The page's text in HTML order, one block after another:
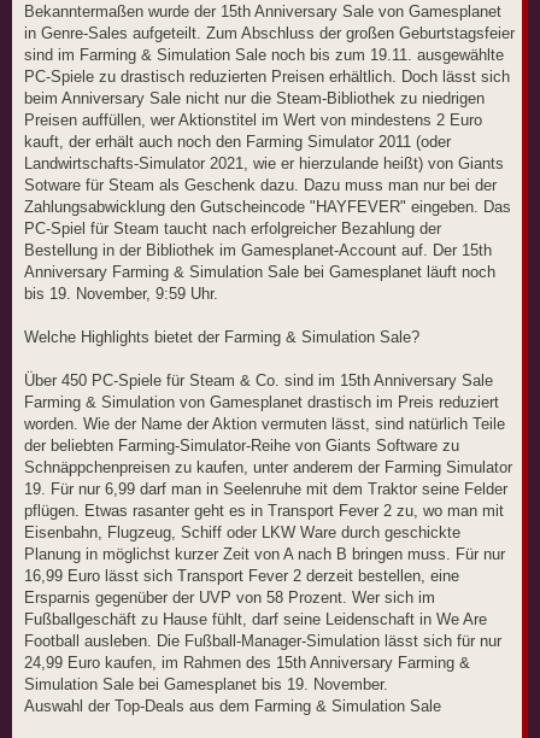
Bekanntermaßen wurde der 15th Anniversary Sale von Gamesplanet
in Genre-Sales aufgeteilt. Zum Abschluss der großen Geburtstagsfeier
sind im Farming & Simulation Sale noch bis zum 19.11. ausgewählte
PC-Spiele zu drastisch reduzierten Preisen erhältlich. Doch lässt sich
beim Anniversary Sale nicht nur die Steam-Bibliothek zu niedrigen
Preisen auffüllen, wer Aktionstitel im Wert von mindestens 2 Euro
kauft, der erhält auch noch den Farming Simulator 2011 (oder
Landwirtschafts-Simulator 2021, wie er hierzulande heißt) von Giants
Sotware für Steam als Geschenk dazu. Dazu muss man nur bei der
Zahlungsabwicklung den Gutscheincode "HAYFEVER" eingeben. Das
PC-Spiel für Steam taucht nach erfolgreicher Bezahlung der
Bestellung in der Bibliothek im Gamesplanet-Account auf. Der 15th
Anniversary Farming & Simulation Sale bei Gamesplanet läuft noch
bis 19. November, 9:59 Uhr.
Welche Highlights bietet der Farming & Simulation Sale?
Über 450 PC-Spiele für Steam & Co. sind im 15th Anniversary Sale
Farming & Simulation von Gamesplanet drastisch im Preis reduziert
worden. Wie der Name der Aktion vermuten lässt, sind natürlich Teile
der beliebten Farming-Simulator-Reihe von Giants Software zu
Schnäppchenpreisen zu kaufen, unter anderem der Farming Simulator
19. Für nur 6,99 darf man in Seelenruhe mit dem Traktor seine Felder
pflügen. Etwas rasanter geht es in Transport Fever 2 zu, wo man mit
Eisenbahn, Flugzeug, Schiff oder LKW Ware durch geschickte
Planung in möglichst kurzer Zeit von A nach B bringen muss. Für nur
16,99 Euro lässt sich Transport Fever 2 derzeit bestellen, eine
Ersparnis gegenüber der UVP von 58 Prozent. Wer sich im
Fußballgeschäft zu Hause fühlt, darf seine Leidenschaft in We Are
Football ausleben. Die Fußball-Manager-Simulation lässt sich für nur
24,99 Euro kaufen, im Rahmen des 15th Anniversary Farming &
Simulation Sale bei Gamesplanet bis 19. November.
Auswahl der Top-Deals aus dem Farming & Simulation Sale